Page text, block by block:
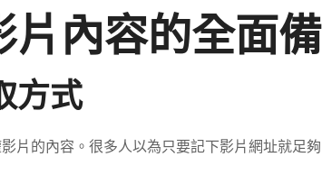
內容的全面
方式
片的內容。很多人以為只要記下影片網址就足